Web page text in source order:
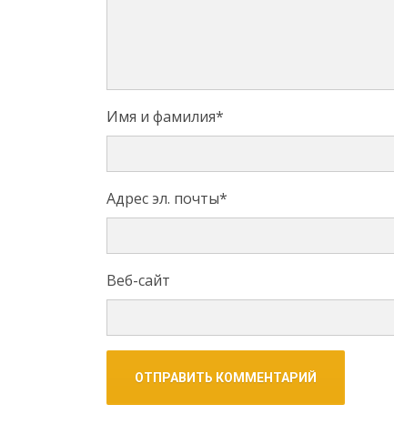
Имя и фамилия*
Адрес эл. почты*
Веб-сайт